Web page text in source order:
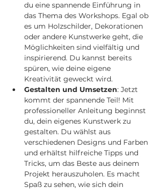
du eine spannende Einführung in
das Thema des Workshops. Egal ob
es um Holzschilder, Dekorationen
oder andere Kunstwerke geht, die
Möglichkeiten sind vielfältig und
inspirierend. Du kannst bereits
spüren, wie deine eigene
Kreativität geweckt wird.
Gestalten und Umsetzen: Jetzt
kommt der spannende Teil! Mit
professioneller Anleitung beginnst
du, dein eigenes Kunstwerk zu
gestalten. Du wählst aus
verschiedenen Designs und Farben
und erhältst hilfreiche Tipps und
Tricks, um das Beste aus deinem
Projekt herauszuholen. Es macht
Spaß zu sehen, wie sich dein